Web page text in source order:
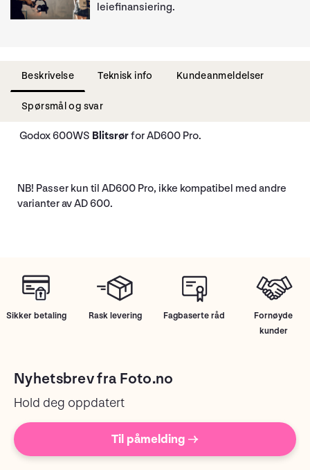
leiefinansiering.
Beskrivelse Teknisk info Kundeanmeldelser
Spørsmål og svar
Godox 600WS Blitsrørfor AD600 Pro.
NB! Passer kun til AD600 Pro, ikke kompatibel med andre
varianter av AD 600.
Sikker betaling Rask levering Fagbaserte råd
Fornøyde
kunder
Nyhetsbrev fra Foto.no
Hold deg oppdatert
Til påmelding →